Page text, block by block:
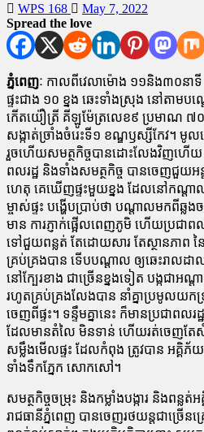
WPS 168
May 7, 2022
Spread the love
ភ្នំពេញៈ កាលពីវេលាម៉ោង ១១និង៣០នាទី
ផ្ទះជាង ១០ ខ្នង ឆេះទាំងស្រុង នៅតាមប
កើតយ៉ឿត្រី គីឡូម៉ែត្រលេខ៩ ប្រមាណ ៧០
សង្កាត់ច្រាំងចំរេះទី១ ខណ្ឌឫស្សីកែវ។
រួចហើយសមត្ថកិច្ចបានដោះលែងវិញហើយ ។
ពលរដ្ឋ និងទាំងសមត្ថកិច្ច បានចេញជួយអ
ហេតុ គេឃើញផ្ទះមួយខ្នង ដែលនៅកណ្ដា
ម្ចាស់ផ្ទះ បង្ហើបប្រាប់ថា បណ្តាលមកពីឆ្លង
មាន ការភ្ញាក់ផ្អើលពេញភូមិ ហើយប្រជាព
ទៅជួយពន្លត់ តែដោយសារ តែស្ថានភាព
គ្រប់គ្រងបាន ទើបបណ្ដាល ឲ្យឆេះរាលដា
នៅក្បែរខាង ជាច្រើនខ្នងទៀត បង្កជាអណ្
រហូតគ្រប់គ្រងលែងបាន នាំគ្នាប្រមូលយកទ្
ចេញពីផ្ទះ។ ទន្ទឹមគ្នានេះ ក៏មានប្រជាពល
ដែលមានតំលៃ មិនទាន់ ហើយរត់ចេញតែ
សម្លឹងមើលផ្ទះ ដែលកំពុង ត្រូវបាន អគ្គិ
ទាំងទឹកភ្នែក សោកសៅ។
សមត្ថកិច្ចចម្រុះ និងកម្លាំងបង្ការ និងពន្លត់
រាជធានីភ្នំពេញ បានចេញរថយន្តជាច្រើ